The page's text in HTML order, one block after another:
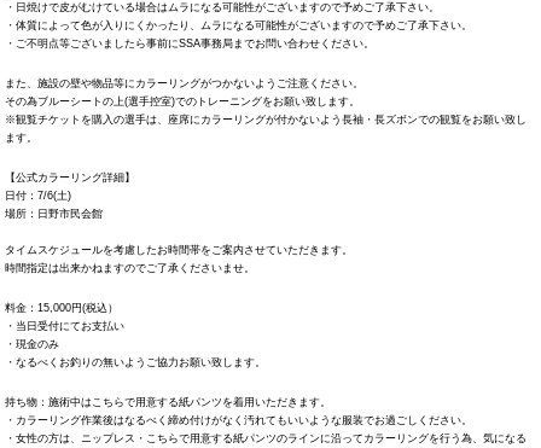
・日焼けで皮がむけている場合はムラになる可能性がございますので予めご了承下さい。
・体質によって色が入りにくかったり、ムラになる可能性がございますので予めご了承下さい。
・ご不明点等ございましたら事前にSSA事務局までお問い合わせください。
また、施設の壁や物品等にカラーリングがつかないようご注意ください。
その為ブルーシートの上(選手控室)でのトレーニングをお願い致します。
※観覧チケットを購入の選手は、座席にカラーリングが付かないよう長袖・長ズボンでの観覧をお願い致し
ます。
【公式カラーリング詳細】
日付：7/6(土)
場所：日野市民会館
タイムスケジュールを考慮したお時間帯をご案内させていただきます。
時間指定は出来かねますのでご了承くださいませ。
料金：15,000円(税込）
・当日受付にてお支払い
・現金のみ
・なるべくお釣りの無いようご協力お願い致します。
持ち物：施術中はこちらで用意する紙パンツを着用いただきます。
・カラーリング作業後はなるべく締め付けがなく汚れてもいいような服装でお過ごしください。
・女性の方は、ニップレス・こちらで用意する紙パンツのラインに沿ってカラーリングを行う為、気になる